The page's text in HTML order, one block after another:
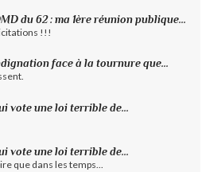
du 62 : ma 1ère réunion publique...
!!!
face à la tournure que...
vote une loi terrible de...
vote une loi terrible de...
que dans les temps...